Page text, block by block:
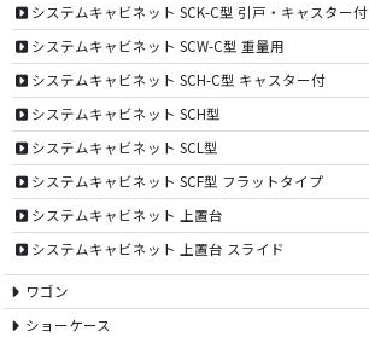
システムキャビネット SCK-C型 引戸・キャスター付
システムキャビネット SCW-C型 重量用
システムキャビネット SCH-C型 キャスター付
システムキャビネット SCH型
システムキャビネット SCL型
システムキャビネット SCF型 フラットタイプ
システムキャビネット 上置台
システムキャビネット 上置台 スライド
ワゴン
ショーケース